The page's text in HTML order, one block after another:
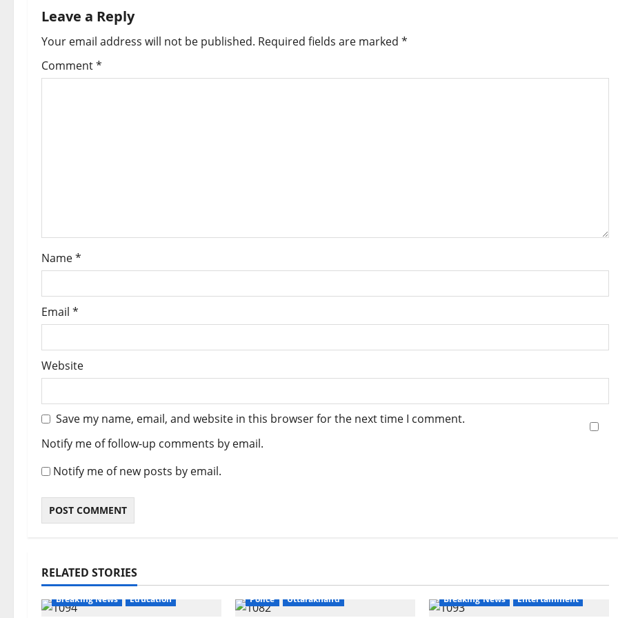
n
a
v
o
n
Leave a Reply
Your email address will not be published. Required fields are marked *
Comment*
Name*
Email *
Website
Save my name, email, and website in this browser for the next time I comment.
Notify me of follow-up comments by email.
Notify me of new posts by email.
RELATED STORIES
Breaking News Education
Police
Uttarakhand Breaking News Entertainment